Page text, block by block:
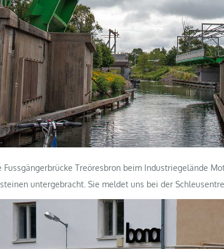
Treöresbron beim Industriegelände
untergebracht. Sie meldet uns bei der